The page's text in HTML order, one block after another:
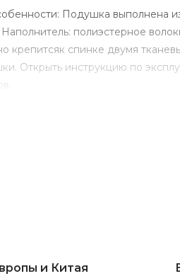
Подушка выполнена
полиэстерное
крепитсяк спинке двумя
Открыть инструкцию по
и Китая